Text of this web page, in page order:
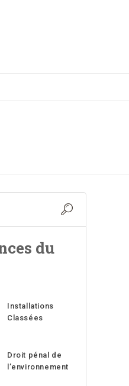
du
Installations
Classées
Droit pénal de
l’environnement